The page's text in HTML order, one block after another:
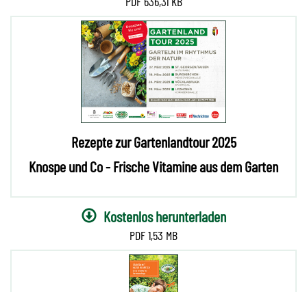
Rezepte zur Gartenlandtour 2025
Knospe und Co - Frische Vitamine aus dem Garten
Kostenlos herunterladen
1,53 MB